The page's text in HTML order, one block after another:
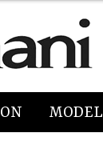
MODEL